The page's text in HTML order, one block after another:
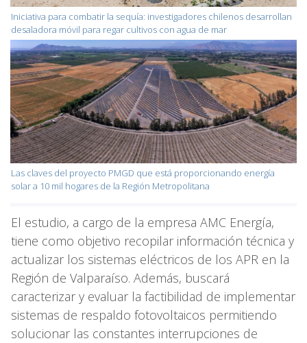
Iniciativa para combatir la sequía: investigadores chilenos desarrollan
desaladora móvil para regar cultivos con agua de mar
Las claves del proyecto PMGD que está proporcionando energía
solar a 10 mil hogares de la Región Metropolitana
El estudio, a cargo de la empresa AMC Energía,
tiene como objetivo recopilar información técnica y
actualizar los sistemas eléctricos de los APR en la
Región de Valparaíso. Además, buscará
caracterizar y evaluar la factibilidad de implementar
sistemas de respaldo fotovoltaicos permitiendo
solucionar las constantes interrupciones de